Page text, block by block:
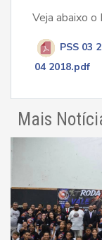
Veja abaixo
PSS 03
04 2018.pdf
Mais